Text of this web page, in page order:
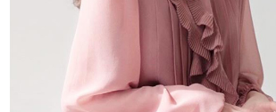
２．訂單成立數日內，您將收到繳費通知簡訊。
３．收到繳費通知簡訊後14天內，點擊此簡訊中的連
ATM／網路銀行／等多元方式進行付款，方視為交易完
※ 請注意：結帳手續完成當下不需立刻繳費，但若您
購買商品的店家。未經商家同意取消之訂單仍視為有
後付繳納相關費用。
※ 交易是否成功請以「AFTEE先享後付 」之結帳頁面
每筆NT$79，滿NT$599(含以上)免運費
每筆NT$79，滿NT$1,000(含以上)免運費
付款後7-11取貨